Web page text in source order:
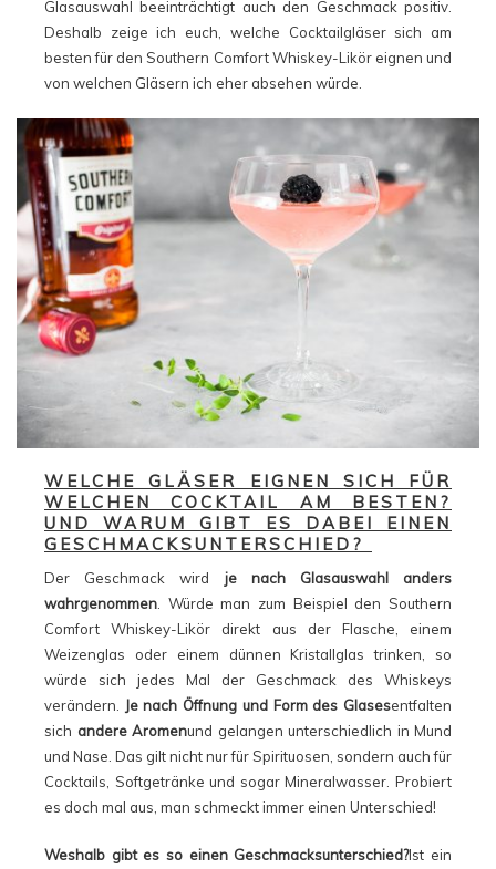
Glasauswahl beeinträchtigt auch den Geschmack positiv.
Deshalb zeige ich euch, welche Cocktailgläser sich am
besten für den Southern Comfort Whiskey-Likör eignen und
von welchen Gläsern ich eher absehen würde.
WELCHE GLÄSER EIGNEN SICH FÜR
WELCHEN COCKTAIL AM BESTEN?
UND WARUM GIBT ES DABEI EINEN
GESCHMACKSUNTERSCHIED?
Der Geschmack wird je nach Glasauswahl anders
wahrgenommen. Würde man zum Beispiel den Southern
Comfort Whiskey-Likör direkt aus der Flasche, einem
Weizenglas oder einem dünnen Kristallglas trinken, so
würde sich jedes Mal der Geschmack des Whiskeys
verändern. Je nach Öffnung und Form des Glasesentfalten
sich andere Aromenund gelangen unterschiedlich in Mund
und Nase. Das gilt nicht nur für Spirituosen, sondern auch für
Cocktails, Softgetränke und sogar Mineralwasser. Probiert
es doch mal aus, man schmeckt immer einen Unterschied!
Weshalb gibt es so einen Geschmacksunterschied?Ist ein